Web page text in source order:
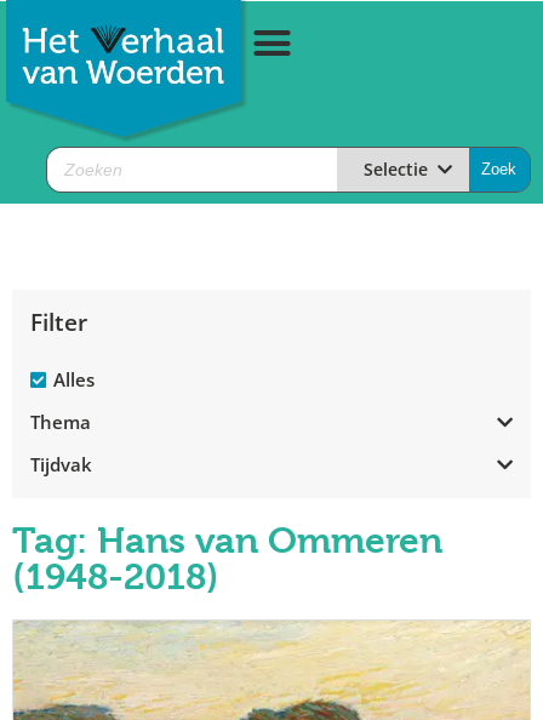
Selectie
Filter
Alles
Thema
Tijdvak
Tag: Hans van Ommeren
(1948-2018)